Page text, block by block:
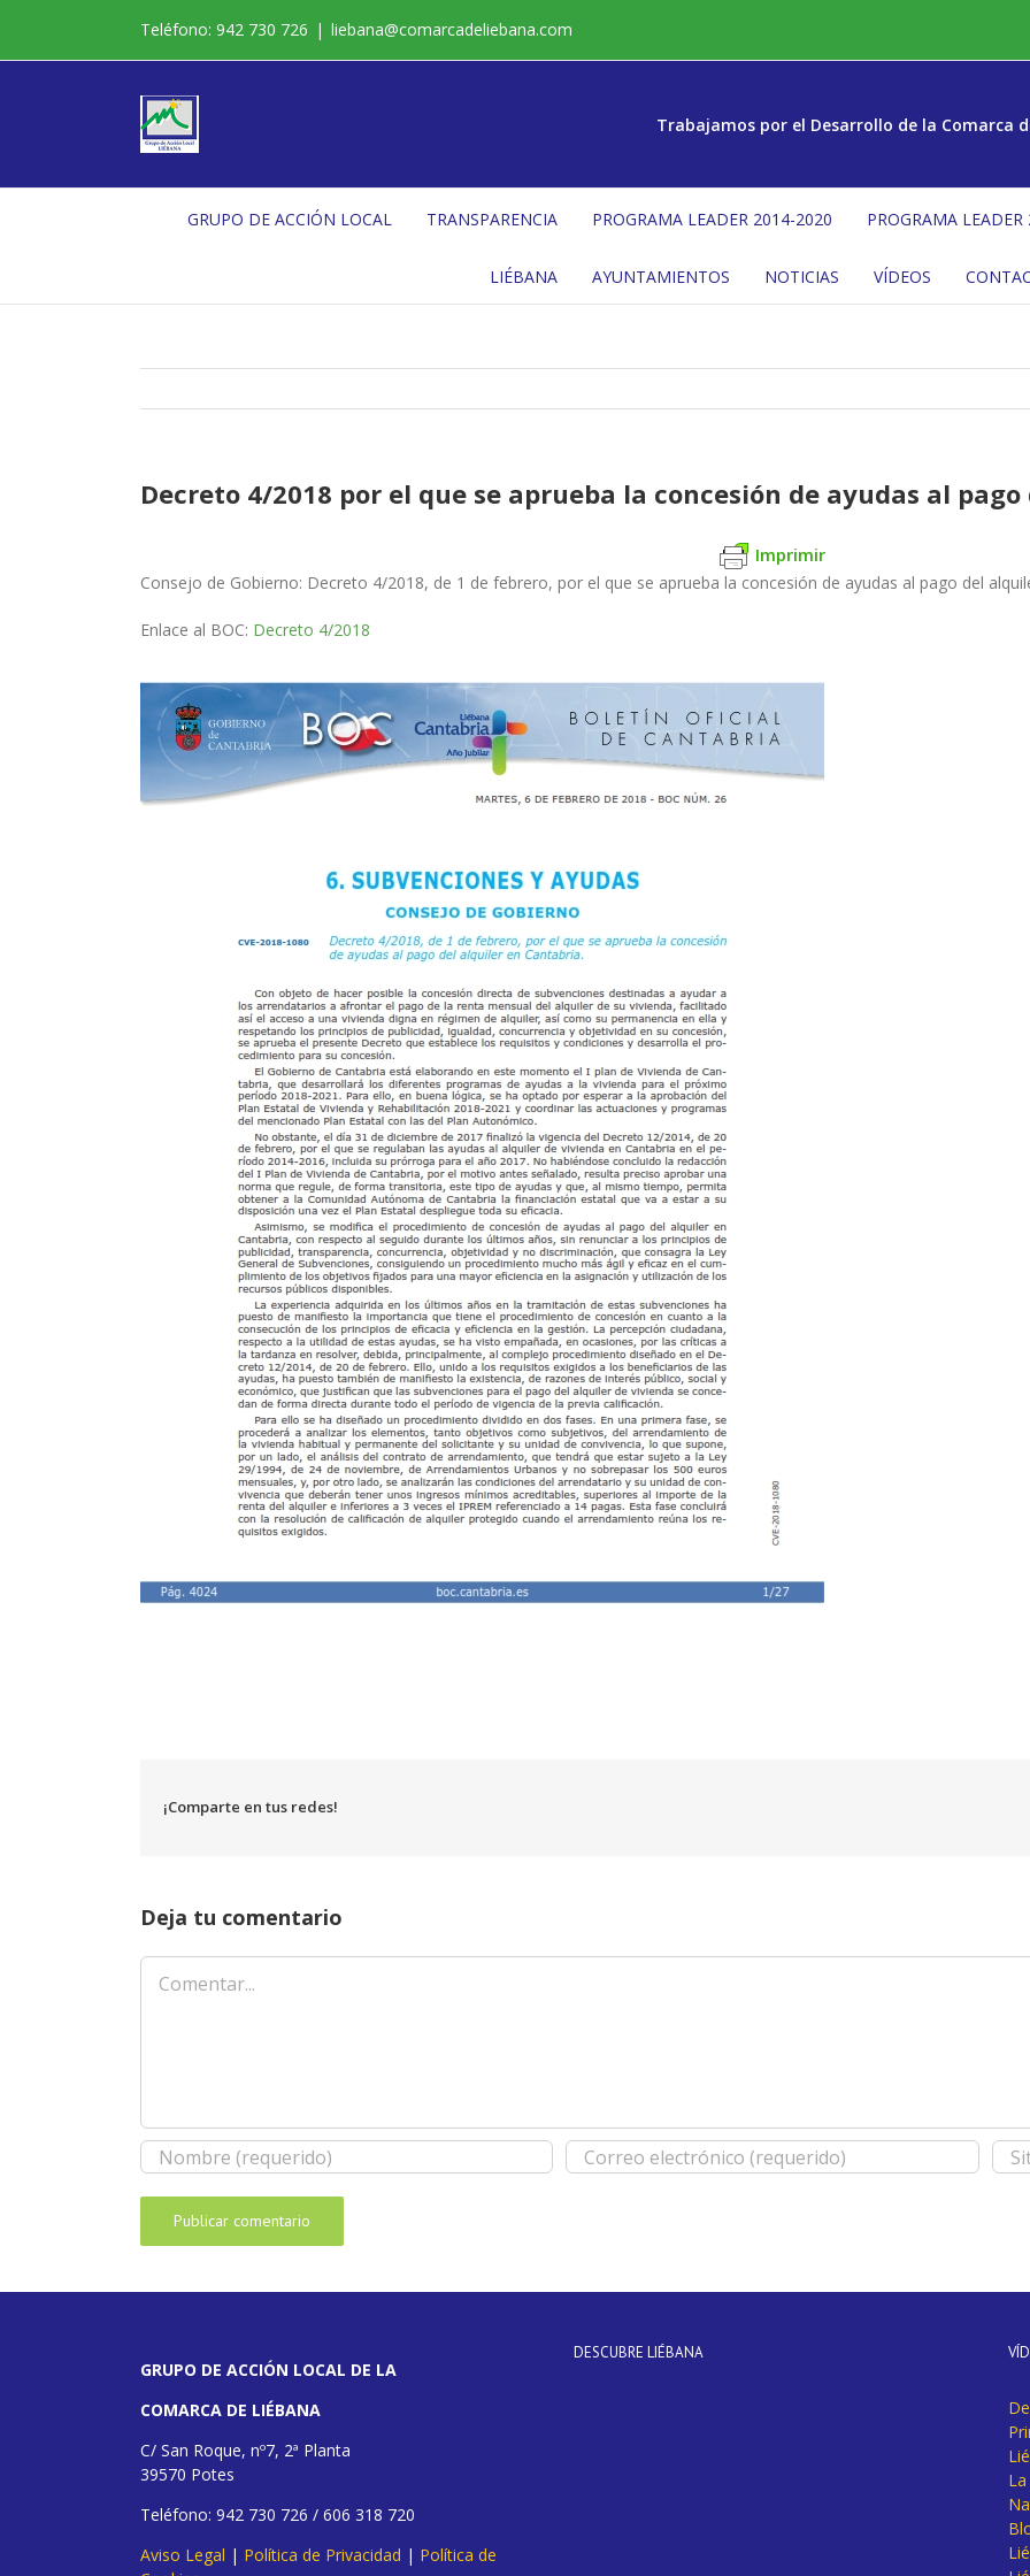
contenido
Teléfono: 942 730 726 | liebana@comarcadeliebana.com
Trabajamos por el Desarrollo de la Comarca
GRUPO DE ACCIÓN LOCAL TRANSPARENCIA PROGRAMA LEADER 2014-2020 PROGRAMA
LIÉBANA AYUNTAMIENTOS NOTICIAS VÍDEOS
Decreto 4/2018 por el que se aprueba la concesión de ayudas al
Imprimir
Consejo de Gobierno: Decreto 4/2018, de 1 de febrero, por el que se aprueba la concesión de ayudas al pago del
Enlace al BOC: Decreto 4/2018
¡Comparte en tus redes!
Deja tu comentario
Comentar
GRUPO DE ACCIÓN LOCAL DE LA
COMARCA DE LIÉBANA
C/ San Roque, nº7, 2ª Planta
39570 Potes
Teléfono: 942 730 726 / 606 318 720
Aviso Legal | Política de Privacidad | Política de
DESCUBRE LIÉBANA